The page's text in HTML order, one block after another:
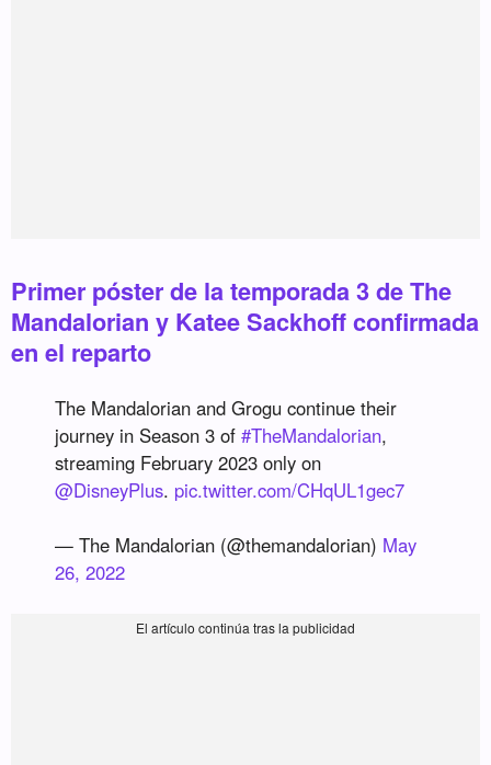
Primer póster de la temporada 3 de The
Mandalorian y Katee Sackhoff confirmada
en el reparto
The Mandalorian and Grogu continue their
journey in Season 3 of#TheMandalorian,
streaming February 2023 only on
@DisneyPlus. pic.twitter.com/CHqUL1gec7
— The Mandalorian (@themandalorian) May
26, 2022